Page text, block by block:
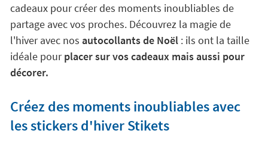
cadeaux pour créer des moments inoubliables de
partage avec vos proches. Découvrez la magie de
l'hiver avec nos autocollants de Noël: ils ont la taille
idéale pourplacer sur vos cadeaux mais aussi pour
décorer.
Créez des moments inoubliables avec
les stickers d'hiver Stikets